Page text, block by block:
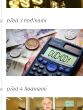
před 3 hodinami
před 4 hodinami